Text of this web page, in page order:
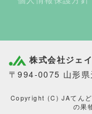
株式会社ジェ
〒994-0075 山形
Copyright (C) JAてんど
の果